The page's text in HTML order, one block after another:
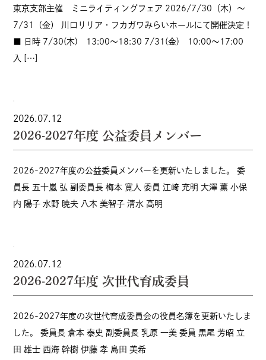
東京支部主催 ミニライティングフェア 2026/7/30（木）〜
7/31（金） 川口リリア・フカガワみらいホールにて開催決定！
■ 日時 7/30(木) 13:00～18:30 7/31(金) 10:00～17:00
入 […]
2026.07.12
2026-2027年度 公益委員メンバー
2026-2027年度の公益委員メンバーを更新いたしました。 委
員長 五十嵐 弘 副委員長 梅本 寛人 委員 江﨑 充明 大澤 薫 小保
内 陽子 水野 暁夫 八木 美智子 清水 高明
2026.07.12
2026-2027年度 次世代育成委員
2026-2027年度の次世代育成委員会の役員名簿を更新いたしま
した。 委員長 倉本 泰史 副委員長 乳原 一美 委員 黒尾 芳昭 立
田 雄士 西海 幹樹 伊藤 孝 島田 美希